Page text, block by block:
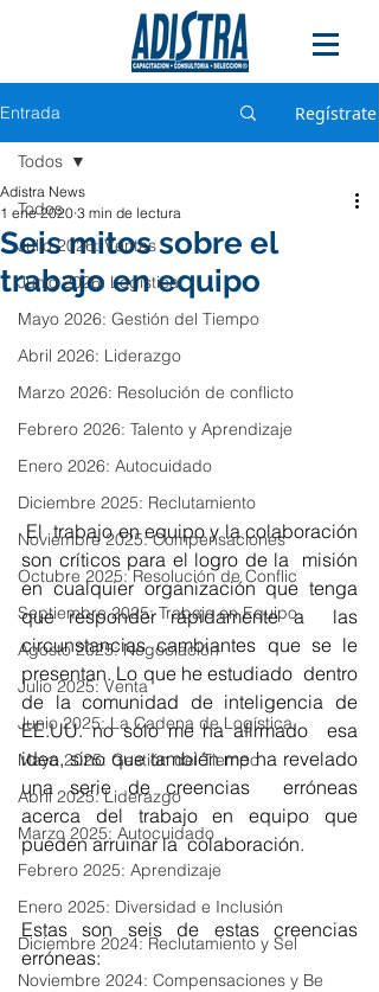
Entrada Regístrate
Todos
Julio 2026: Ventas
Junio 2026: Logística
Mayo 2026: Gestión del Tiempo
Abril 2026: Liderazgo
Marzo 2026: Resolución de conflicto
Febrero 2026: Talento y Aprendizaje
Enero 2026: Autocuidado
Diciembre 2025: Reclutamiento
Noviembre 2025: Compensaciones
Octubre 2025: Resolución de Conflic
Septiembre 2025: Trabajo en Equipo
Agosto 2025: Negociación
Julio 2025: Venta
Junio 2025: La Cadena de Logística
Mayo 2025: Gestión del Tiempo
Abril 2025: Liderazgo
Marzo 2025: Autocuidado
Febrero 2025: Aprendizaje
Enero 2025: Diversidad e Inclusión
Diciembre 2024: Reclutamiento y Sel
Noviembre 2024: Compensaciones y Be
Todos
Seis mitos sobre el
trabajo en equipo
Adistra News
1 ene 2020 3 min de lectura
El  trabajo en equipo y la colaboración
son críticos para el logro de la  misión
en cualquier organización que tenga
que responder rápidamente a  las
circunstancias cambiantes que se le
presentan. Lo que he estudiado  dentro
de la comunidad de inteligencia de
EE.UU. no sólo me ha afirmado  esa
idea, sino que también me ha revelado
una serie de creencias  erróneas
acerca del trabajo en equipo que
pueden arruinar la  colaboración.
Estas son seis de estas creencias
erróneas: